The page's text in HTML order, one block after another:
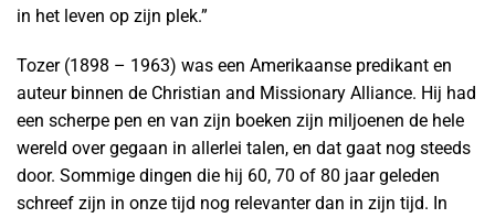
in het leven op zijn plek.”
Tozer (1898 – 1963) was een Amerikaanse predikant en
auteur binnen de Christian and Missionary Alliance. Hij had
een scherpe pen en van zijn boeken zijn miljoenen de hele
wereld over gegaan in allerlei talen, en dat gaat nog steeds
door. Sommige dingen die hij 60, 70 of 80 jaar geleden
schreef zijn in onze tijd nog relevanter dan in zijn tijd. In